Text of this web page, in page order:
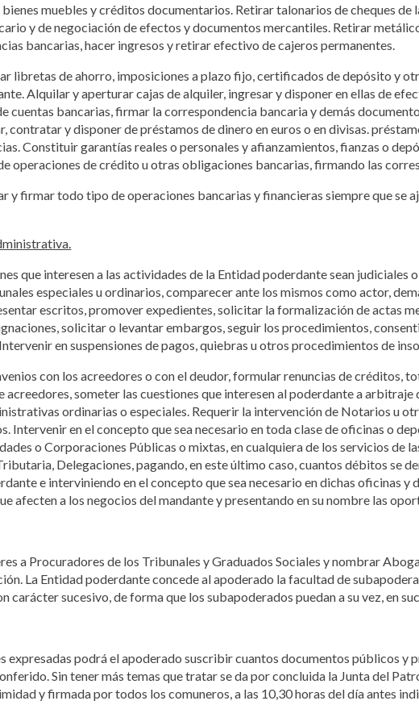
muebles y créditos documentarios. Retirar talonarios de cheques
y de negociación de efectos y documentos mercantiles. Retirar
bancarias, hacer ingresos y retirar efectivo de cajeros permanentes.
libretas de ahorro, imposiciones a plazo fijo, certificados de depósito y
Alquilar y aperturar cajas de alquiler, ingresar y disponer en ellas de
cuentas bancarias, firmar la correspondencia bancaria y demás
contratar y disponer de préstamos de dinero en euros o en divisas.
Constituir garantías reales o personales y afianzamientos, fianzas o
operaciones de crédito u otras obligaciones bancarias, firmando las
y firmar todo tipo de operaciones bancarias y financieras siempre que se
que interesen a las actividades de la Entidad poderdante sean judiciales
especiales u ordinarios, comparecer ante los mismos como actor,
escritos, promover expedientes, solicitar la formalización de actas
solicitar o levantar embargos, seguir los procedimientos,
en suspensiones de pagos, quiebras u otros procedimientos de
con los acreedores o con el deudor, formular renuncias de créditos,
acreedores, someter las cuestiones que interesen al poderdante a
ordinarias o especiales. Requerir la intervención de Notarios u
Intervenir en el concepto que sea necesario en toda clase de oficinas o
o Corporaciones Públicas o mixtas, en cualquiera de los servicios de
Delegaciones, pagando, en este último caso, cuantos débitos se
e interviniendo en el concepto que sea necesario en dichas oficinas
afecten a los negocios del mandante y presentando en su nombre las
a Procuradores de los Tribunales y Graduados Sociales y nombrar
La Entidad poderdante concede al apoderado la facultad de
carácter sucesivo, de forma que los subapoderados puedan a su vez, en
expresadas podrá el apoderado suscribir cuantos documentos públicos y
Sin tener más temas que tratar se da por concluida la Junta del
y firmada por todos los comuneros, a las 10,30 horas del día antes